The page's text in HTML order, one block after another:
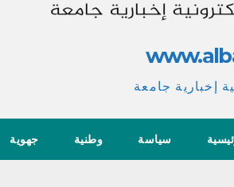
إخبارية جامعة
سياسة وطنية جهوية